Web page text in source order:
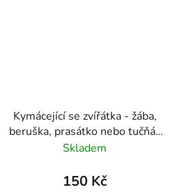
Kymácející se zvířátka - žába,
beruška, prasátko nebo tučňák
(cena za 1 kus)
Skladem
150 Kč